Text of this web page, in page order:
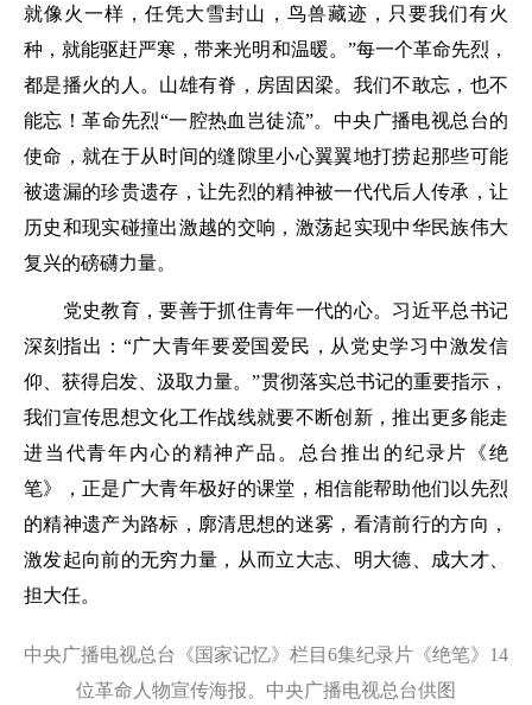
就像火一样，任凭大雪封山，鸟兽藏迹，只要我们有火
种，就能驱赶严寒，带来光明和温暖。”每一个革命先烈，
都是播火的人。山雄有脊，房固因梁。我们不敢忘，也不
能忘！革命先烈“一腔热血岂徒流”。中央广播电视总台的
使命，就在于从时间的缝隙里小心翼翼地打捞起那些可能
被遗漏的珍贵遗存，让先烈的精神被一代代后人传承，让
历史和现实碰撞出激越的交响，激荡起实现中华民族伟大
复兴的磅礴力量。
党史教育，要善于抓住青年一代的心。习近平总书记
深刻指出：“广大青年要爱国爱民，从党史学习中激发信
仰、获得启发、汲取力量。”贯彻落实总书记的重要指示，
我们宣传思想文化工作战线就要不断创新，推出更多能走
进当代青年内心的精神产品。总台推出的纪录片《绝
笔》，正是广大青年极好的课堂，相信能帮助他们以先烈
的精神遗产为路标，廓清思想的迷雾，看清前行的方向，
激发起向前的无穷力量，从而立大志、明大德、成大才、
担大任。
中央广播电视总台《国家记忆》栏目6集纪录片《绝笔》14
位革命人物宣传海报。中央广播电视总台供图